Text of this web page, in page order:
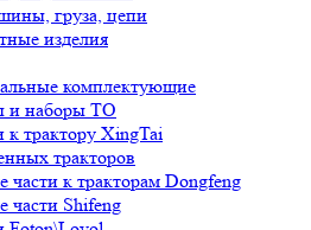
груза, цепи
изделия
комплектующие
и наборы ТО
к трактору XingTai
тракторов
части к тракторам Dongfeng
части Shifeng